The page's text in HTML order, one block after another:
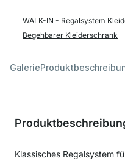
WALK-IN - Regalsystem
Begehbarer Kleiderschrank
Galerie
Klassisches Regalsystem